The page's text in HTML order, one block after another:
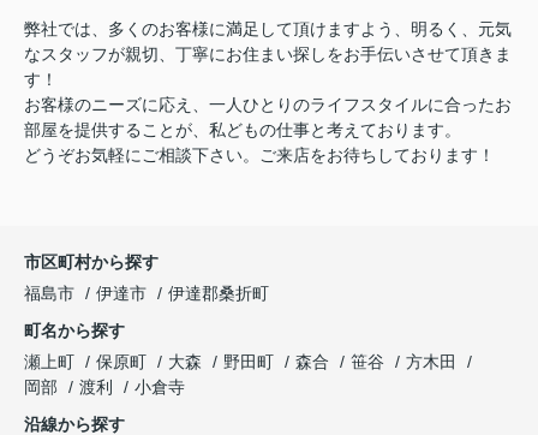
弊社では、多くのお客様に満足して頂けますよう、明るく、元気
なスタッフが親切、丁寧にお住まい探しをお手伝いさせて頂きま
す！
お客様のニーズに応え、一人ひとりのライフスタイルに合ったお
部屋を提供することが、私どもの仕事と考えております。
どうぞお気軽にご相談下さい。ご来店をお待ちしております！
市区町村から探す
福島市
伊達市
伊達郡桑折町
町名から探す
瀬上町
保原町 大森 野田町 森合 笹谷
方木田
岡部
渡利
小倉寺
沿線から探す